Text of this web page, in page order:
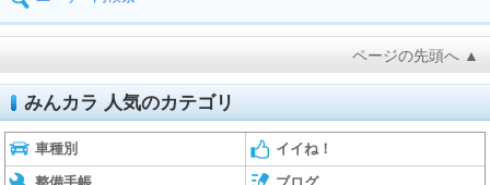
ページの先頭へ ▲
みんカラ 人気のカテゴリ
車種別 イイね！